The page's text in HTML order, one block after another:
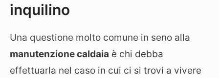
inquilino
Una questione molto comune in seno alla
manutenzione caldaia è chi debba
effettuarla nel caso in cui ci si trovi a vivere